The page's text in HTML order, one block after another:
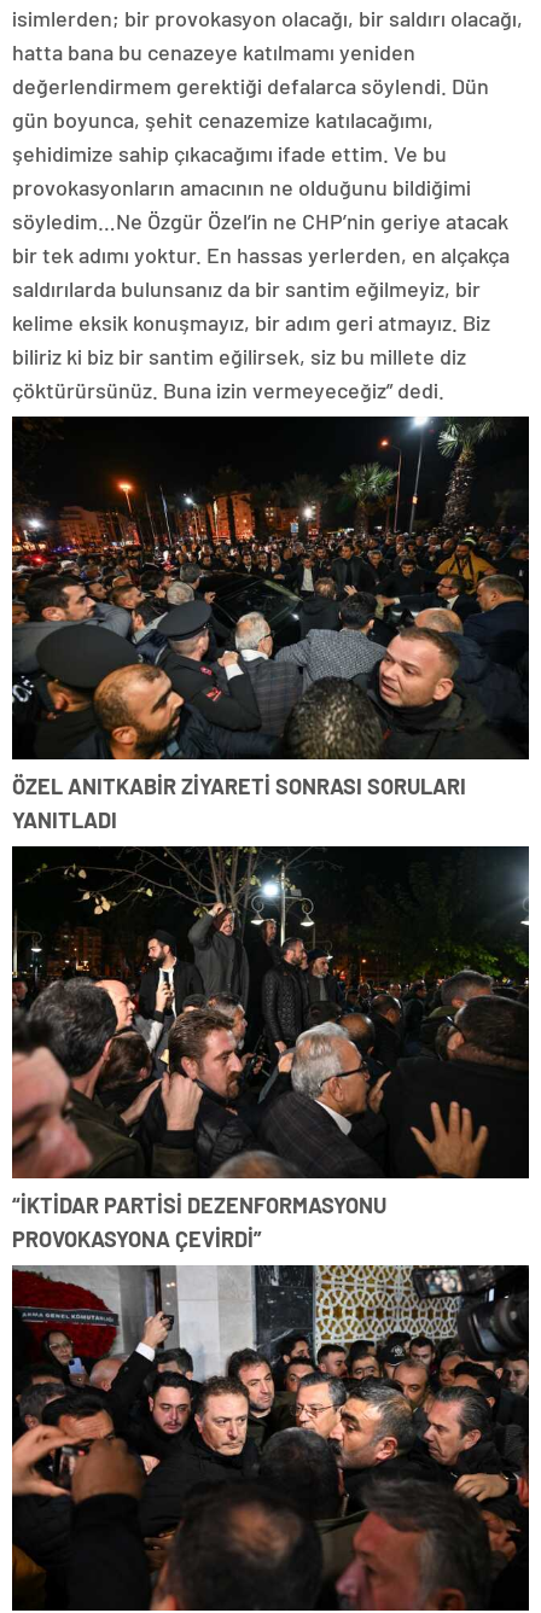
isimlerden; bir provokasyon olacağı, bir saldırı olacağı,
hatta bana bu cenazeye katılmamı yeniden
değerlendirmem gerektiği defalarca söylendi. Dün
gün boyunca, şehit cenazemize katılacağımı,
şehidimize sahip çıkacağımı ifade ettim. Ve bu
provokasyonların amacının ne olduğunu bildiğimi
söyledim…Ne Özgür Özel’in ne CHP’nin geriye atacak
bir tek adımı yoktur. En hassas yerlerden, en alçakça
saldırılarda bulunsanız da bir santim eğilmeyiz, bir
kelime eksik konuşmayız, bir adım geri atmayız. Biz
biliriz ki biz bir santim eğilirsek, siz bu millete diz
çöktürürsünüz. Buna izin vermeyeceğiz” dedi.
ÖZEL ANITKABİR ZİYARETİ SONRASI SORULARI
YANITLADI
“İKTİDAR PARTİSİ DEZENFORMASYONU
PROVOKASYONA ÇEVİRDİ”